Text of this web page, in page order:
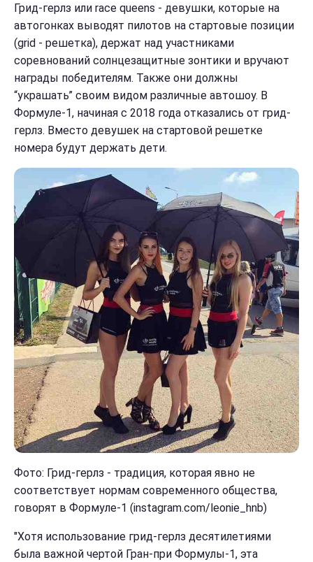
Грид-герлз или race queens - девушки, которые на
автогонках выводят пилотов на стартовые позиции
(grid - решетка), держат над участниками
соревнований солнцезащитные зонтики и вручают
награды победителям. Также они должны
“украшать” своим видом различные автошоу. В
Формуле-1, начиная с 2018 года отказались от грид-
герлз. Вместо девушек на стартовой решетке
номера будут держать дети.
Фото: Грид-герлз - традиция, которая явно не
соответствует нормам современного общества,
говорят в Формуле-1 (instagram.com/leonie_hnb)
"Хотя использование грид-герлз десятилетиями
была важной чертой Гран-при Формулы-1, эта